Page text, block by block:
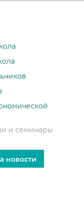
и семинары
новости